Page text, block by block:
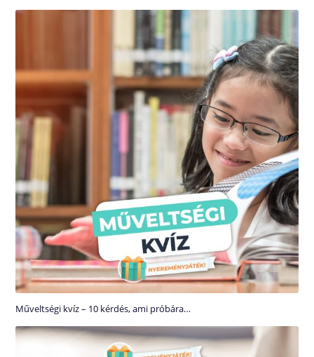
Műveltségi kvíz – 10 kérdés, ami próbára…